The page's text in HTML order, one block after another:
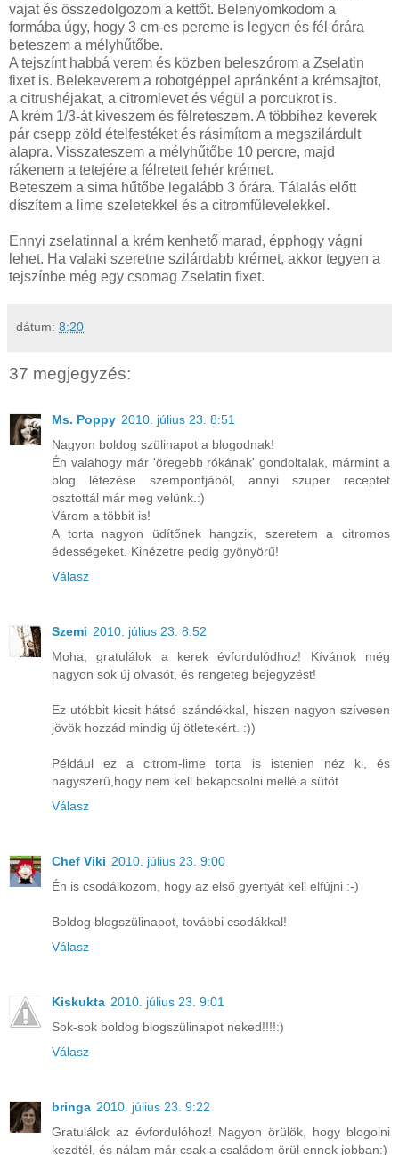
vajat és összedolgozom a kettőt. Belenyomkodom a
formába úgy, hogy 3 cm-es pereme is legyen és fél órára
beteszem a mélyhűtőbe.
A tejszínt habbá verem és közben beleszórom a Zselatin
fixet is. Belekeverem a robotgéppel apránként a krémsajtot,
a citrushéjakat, a citromlevet és végül a porcukrot is.
A krém 1/3-át kiveszem és félreteszem. A többihez keverek
pár csepp zöld ételfestéket és rásimítom a megszilárdult
alapra. Visszateszem a mélyhűtőbe 10 percre, majd
rákenem a tetejére a félretett fehér krémet.
Beteszem a sima hűtőbe legalább 3 órára. Tálalás előtt
díszítem a lime szeletekkel és a citromfűlevelekkel.
Ennyi zselatinnal a krém kenhető marad, épphogy vágni
lehet. Ha valaki szeretne szilárdabb krémet, akkor tegyen a
tejszínbe még egy csomag Zselatin fixet.
dátum: 8:20
37 megjegyzés:
Ms. Poppy 2010. július 23. 8:51
Nagyon boldog szülinapot a blogodnak!
Én valahogy már 'öregebb rókának' gondoltalak, mármint a
blog létezése szempontjából, annyi szuper receptet
osztottál már meg velünk.:)
Várom a többit is!
A torta nagyon üdítőnek hangzik, szeretem a citromos
édességeket. Kinézetre pedig gyönyörű!
Válasz
Szemi 2010. július 23. 8:52
Moha, gratulálok a kerek évfordulódhoz! Kívánok még
nagyon sok új olvasót, és rengeteg bejegyzést!
Ez utóbbit kicsit hátsó szándékkal, hiszen nagyon szívesen
jövök hozzád mindig új ötletekért. :))
Például ez a citrom-lime torta is istenien néz ki, és
nagyszerű,hogy nem kell bekapcsolni mellé a sütöt.
Válasz
Chef Viki 2010. július 23. 9:00
Én is csodálkozom, hogy az első gyertyát kell elfújni :-)
Boldog blogszülinapot, további csodákkal!
Válasz
Kiskukta 2010. július 23. 9:01
Sok-sok boldog blogszülinapot neked!!!!:)
Válasz
bringa 2010. július 23. 9:22
Gratulálok az évfordulóhoz! Nagyon örülök, hogy blogolni
kezdtél, és nálam már csak a családom örül ennek jobban:)